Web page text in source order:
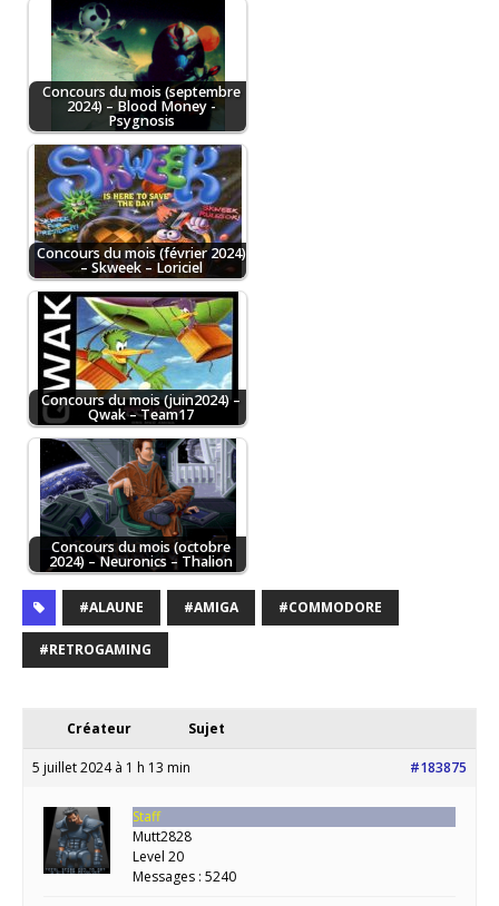
Concours du mois (septembre
2024) – Blood Money -
Psygnosis
Concours du mois (février 2024)
– Skweek – Loriciel
Concours du mois (juin2024) –
Qwak – Team17
Concours du mois (octobre
2024) – Neuronics – Thalion
#ALAUNE #AMIGA #COMMODORE
#RETROGAMING
Créateur Sujet
5 juillet 2024 à 1 h 13 min #183875
Staff
Mutt2828
Level 20
Messages : 5240